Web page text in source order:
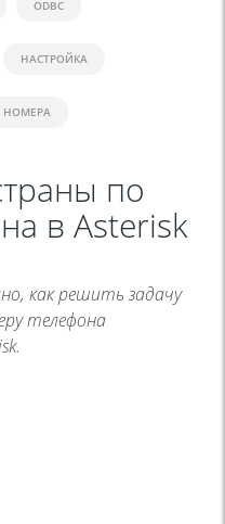
ODBC
НАСТРОЙКА
НОМЕРА
по
в Asterisk
как решить задачу
телефона